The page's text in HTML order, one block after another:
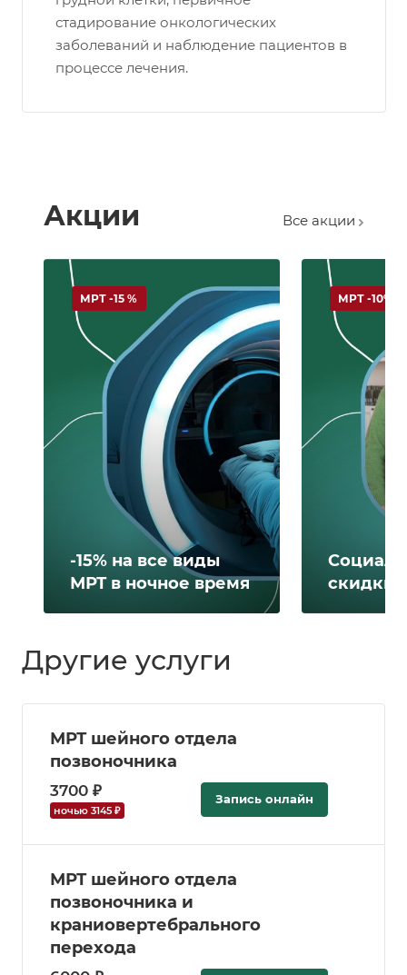
стадирование онкологических
заболеваний и наблюдение пациентов в
процессе лечения.
Акции Все акции
-15% на все виды
МРТ в ночное время
МРТ -15 %
скидки
МРТ -10%
Другие услуги
МРТ шейного отдела
позвоночника
3700 ₽
ночью 3145 ₽
Запись онлайн
МРТ шейного отдела
позвоночника и
краниовертебрального
перехода